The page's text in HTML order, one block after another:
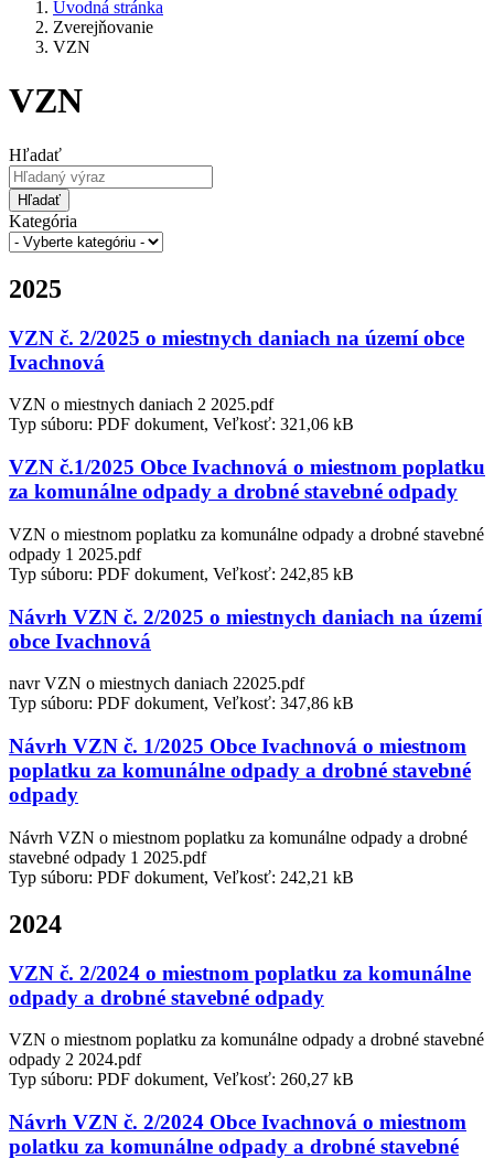
Úvodná stránka
Zverejňovanie
VZN
VZN
Hľadať
Hľadať
Kategória
2025
VZN č. 2/2025 o miestnych daniach na území obce
Ivachnová
VZN o miestnych daniach 2 2025.pdf
Typ súboru: PDF dokument, Veľkosť: 321,06 kB
VZN č.1/2025 Obce Ivachnová o miestnom poplatku
za komunálne odpady a drobné stavebné odpady
VZN o miestnom poplatku za komunálne odpady a drobné stavebné
odpady 1 2025.pdf
Typ súboru: PDF dokument, Veľkosť: 242,85 kB
Návrh VZN č. 2/2025 o miestnych daniach na území
obce Ivachnová
navr VZN o miestnych daniach 22025.pdf
Typ súboru: PDF dokument, Veľkosť: 347,86 kB
Návrh VZN č. 1/2025 Obce Ivachnová o miestnom
poplatku za komunálne odpady a drobné stavebné
odpady
Návrh VZN o miestnom poplatku za komunálne odpady a drobné
stavebné odpady 1 2025.pdf
Typ súboru: PDF dokument, Veľkosť: 242,21 kB
2024
VZN č. 2/2024 o miestnom poplatku za komunálne
odpady a drobné stavebné odpady
VZN o miestnom poplatku za komunálne odpady a drobné stavebné
odpady 2 2024.pdf
Typ súboru: PDF dokument, Veľkosť: 260,27 kB
Návrh VZN č. 2/2024 Obce Ivachnová o miestnom
polatku za komunálne odpady a drobné stavebné